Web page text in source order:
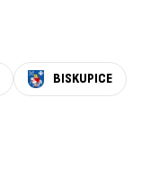
BISKUPICE